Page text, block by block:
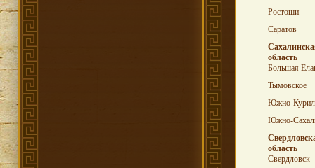
Ростоши
Саратов
область
Большая
Тымовское
Южно-
Южно-
область
Свердловск